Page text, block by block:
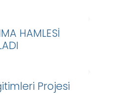
HAMLESİ
Projesi